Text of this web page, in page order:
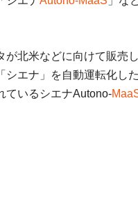
が北米などに向けて販売
シエナ」を自動運転化し
ているシエナAutono-